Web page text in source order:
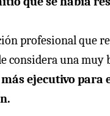
profesional que
considera una
ejecutivo para